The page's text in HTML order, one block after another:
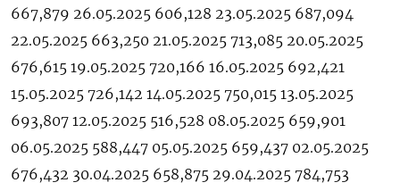
667,879 26.05.2025 606,128 23.05.2025 687,094
22.05.2025 663,250 21.05.2025 713,085 20.05.2025
676,615 19.05.2025 720,166 16.05.2025 692,421
15.05.2025 726,142 14.05.2025 750,015 13.05.2025
693,807 12.05.2025 516,528 08.05.2025 659,901
06.05.2025 588,447 05.05.2025 659,437 02.05.2025
676,432 30.04.2025 658,875 29.04.2025 784,753